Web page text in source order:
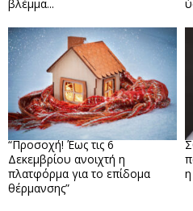
βλέμμα...
“Προσοχή! Έως τις 6
Δεκεμβρίου ανοιχτή η
πλατφόρμα για το επίδομα
θέρμανσης”